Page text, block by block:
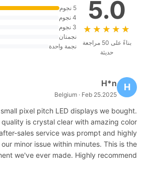
5.0
★★★★★
★★★★★
بناءً على 50 مراجعة
حديثة
5 نجوم
4 نجوم
3 نجوم
نجمتان
نجمة واحدة
H
H*n
Belgium · Feb 25.2025
pixel pitch LED displays we bought.
is crystal clear with amazing color
sales service was prompt and highly
minor issue within minutes. This is the
we've ever made. Highly recommend!